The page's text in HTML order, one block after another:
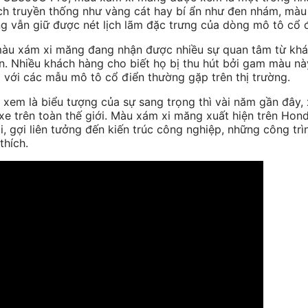
truyền thống như vàng cát hay bí ẩn như đen nhám,
vẫn giữ được nét lịch lãm đặc trưng của dòng mô tô cổ
xám xi măng đang nhận được nhiều sự quan tâm từ
Nhiều khách hàng cho biết họ bị thu hút bởi gam màu
các mẫu mô tô cổ điển thường gặp trên thị trường.
là biểu tượng của sự sang trọng thì vài năm gần đây,
trên toàn thế giới. Màu xám xi măng xuất hiện trên
gợi liên tưởng đến kiến trúc công nghiệp, những công